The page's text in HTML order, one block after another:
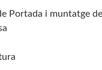
Portada i muntatge